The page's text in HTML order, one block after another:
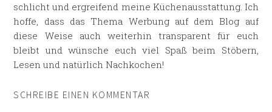
schlicht und ergreifend meine Küchenausstattung. Ich
hoffe, dass das Thema Werbung auf dem Blog auf
diese Weise auch weiterhin transparent für euch
bleibt und wünsche euch viel Spaß beim Stöbern,
Lesen und natürlich Nachkochen!
SCHREIBE EINEN KOMMENTAR